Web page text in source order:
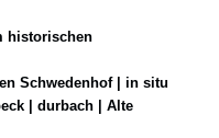
historischen
Schwedenhof | in situ
| durbach | Alte